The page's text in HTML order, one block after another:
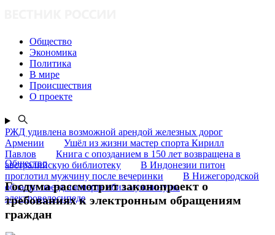
Общество
Экономика
Политика
В мире
Происшествия
О проекте
РЖД удивлена возможной арендой железных дорог
Армении
Ушёл из жизни мастер спорта Кирилл
Павлов
Книга с опозданием в 150 лет возвращена в
австралийскую библиотеку
В Индонезии питон
проглотил мужчину после вечеринки
В Нижегородской
области поезд насмерть сбил мужчину на
электровелосипеде
Общество
Госдума рассмотрит законопроект о
требованиях к электронным обращениям
граждан